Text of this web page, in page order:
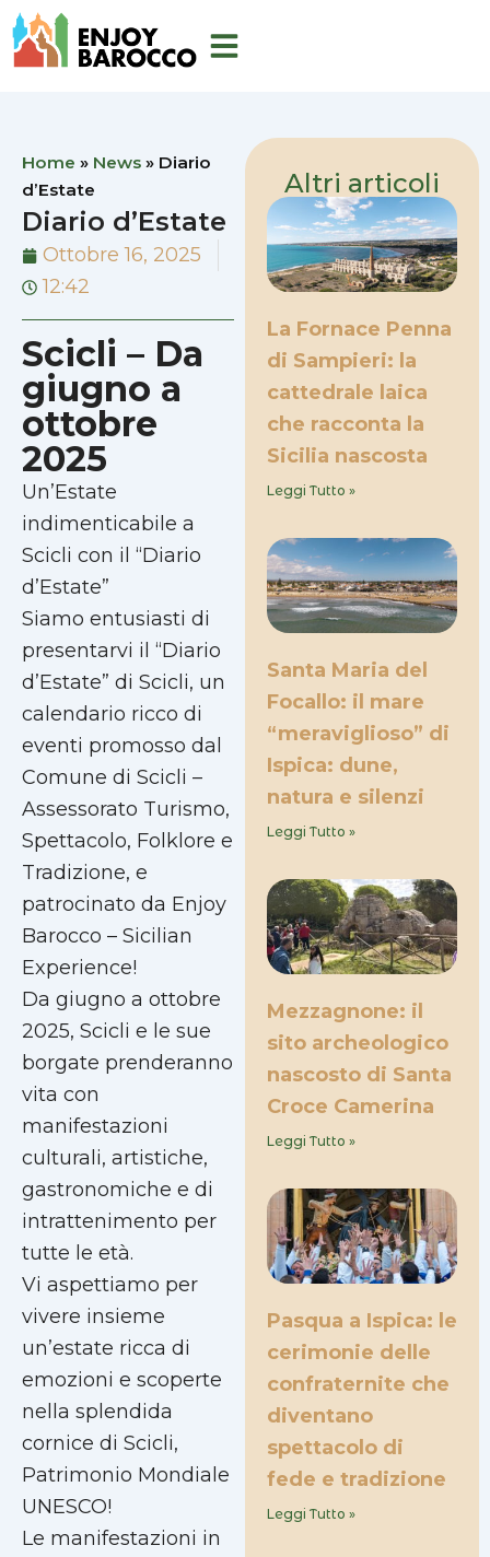
Vai
al
Home » News » Diario
d’Estate
Diario d’Estate
Ottobre 16, 2025
12:42
Scicli – Da
giugno a
ottobre
2025
Un’Estate
indimenticabile a
Scicli con il “Diario
d’Estate”
Siamo entusiasti di
presentarvi il “Diario
d’Estate” di Scicli, un
calendario ricco di
eventi promosso dal
Comune di Scicli –
Assessorato Turismo,
Spettacolo, Folklore e
Tradizione, e
patrocinato da Enjoy
Barocco – Sicilian
Experience!
Da giugno a ottobre
2025, Scicli e le sue
borgate prenderanno
vita con
manifestazioni
culturali, artistiche,
gastronomiche e di
intrattenimento per
tutte le età.
Vi aspettiamo per
vivere insieme
un’estate ricca di
emozioni e scoperte
nella splendida
cornice di Scicli,
Patrimonio Mondiale
UNESCO!
Le manifestazioni in
Altri articoli
La Fornace Penna
di Sampieri: la
cattedrale laica
che racconta la
Sicilia nascosta
Leggi Tutto »
Santa Maria del
Focallo: il mare
“meraviglioso” di
Ispica: dune,
natura e silenzi
Leggi Tutto »
Mezzagnone: il
sito archeologico
nascosto di Santa
Croce Camerina
Leggi Tutto »
Pasqua a Ispica: le
cerimonie delle
confraternite che
diventano
spettacolo di
fede e tradizione
Leggi Tutto »